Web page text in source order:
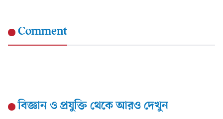
Comment
বিজ্ঞান ও প্রযুক্তিথেকে আরও দেখুন